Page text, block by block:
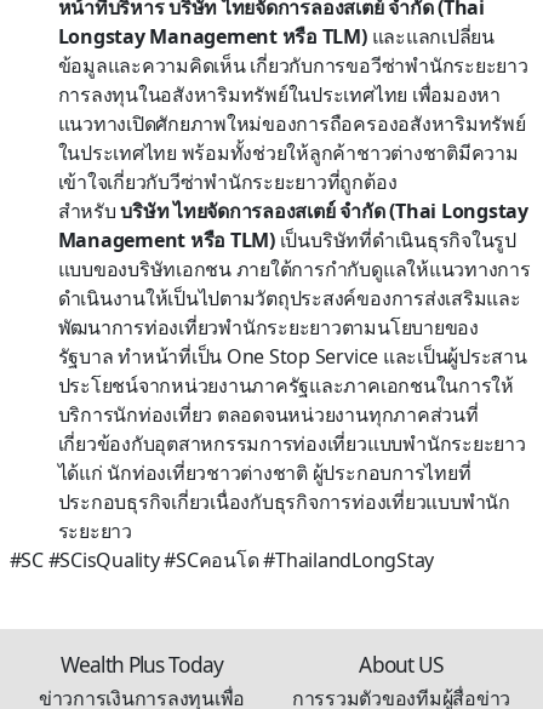
หน้าที่บริหารบริษัท ไทยจัดการลองสเตย์ จำกัด (Thai
Longstay Management หรือ TLM)และแลกเปลี่ยน
ข้อมูลและความคิดเห็น เกี่ยวกับการขอวีซ่าพำนักระยะยาว
การลงทุนในอสังหาริมทรัพย์ในประเทศไทย เพื่อมองหา
แนวทางเปิดศักยภาพใหม่ของการถือครองอสังหาริมทรัพย์
ในประเทศไทย พร้อมทั้งช่วยให้ลูกค้าชาวต่างชาติมีความ
เข้าใจเกี่ยวกับวีซ่าพำนักระยะยาวที่ถูกต้อง
สำหรับบริษัท ไทยจัดการลองสเตย์ จำกัด (Thai Longstay
Management หรือ TLM)เป็นบริษัทที่ดำเนินธุรกิจในรูป
แบบของบริษัทเอกชน ภายใต้การกำกับดูแลให้แนวทางการ
ดำเนินงานให้เป็นไปตามวัตถุประสงค์ของการส่งเสริมและ
พัฒนาการท่องเที่ยวพำนักระยะยาวตามนโยบายของ
รัฐบาล ทำหน้าที่เป็น One Stop Service และเป็นผู้ประสาน
ประโยชน์จากหน่วยงานภาครัฐและภาคเอกชนในการให้
บริการนักท่องเที่ยว ตลอดจนหน่วยงานทุกภาคส่วนที่
เกี่ยวข้องกับอุตสาหกรรมการท่องเที่ยวแบบพำนักระยะยาว
ได้แก่ นักท่องเที่ยวชาวต่างชาติ ผู้ประกอบการไทยที่
ประกอบธุรกิจเกี่ยวเนื่องกับธุรกิจการท่องเที่ยวแบบพำนัก
ระยะยาว
#SC #SCisQuality #SCคอนโด #ThailandLongStay
Wealth Plus Today
ข่าวการเงินการลงทุนเพื่อ
About US
การรวมตัวของทีมผู้สื่อข่าว